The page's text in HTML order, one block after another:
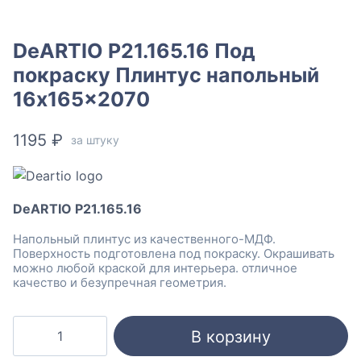
DeARTIO P21.165.16 Под
покраску Плинтус напольный
16x165x2070
1195 ₽ за штуку
DeARTIO P21.165.16
Напольный плинтус из качественного-МДФ.
Поверхность подготовлена под покраску. Окрашивать
можно любой краской для интерьера. отличное
качество и безупречная геометрия.
В корзину